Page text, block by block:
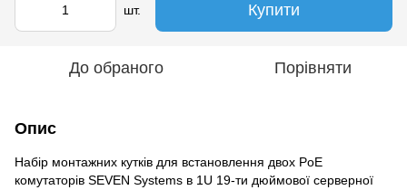
шт. Купити
До обраного Порівняти
Опис
Набір монтажних кутків для встановлення двох PoE
комутаторів SEVEN Systems в 1U 19-ти дюймової серверної